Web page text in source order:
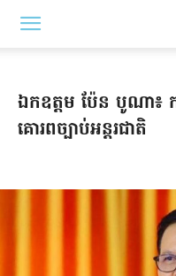
ឯកឧត្ដម ប៉ែន បូណា៖
គោរពច្បាប់អន្តរជាតិ